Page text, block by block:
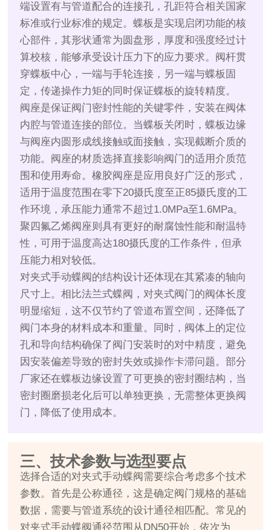
端设置有与管道配合的连接孔，孔距符合相关国家
标准或行业标准的规定。蝶板是实现启闭功能的核
心部件，其形状通常为圆盘形，厚度和强度经过计
算校核，能够承受设计压力下的应力要求。阀杆贯
穿蝶板中心，一端与手轮连接，另一端与蝶板固
定，传递操作力矩的同时保证蝶板的旋转精度。
阀座是保证阀门密封性能的关键零件，安装在阀体
内腔与管道连接的部位。当蝶板关闭时，蝶板边缘
与阀座内圆形成线接触或面接触，实现截断介质的
功能。阀座的材质选择直接影响阀门的适用介质范
围和使用寿命。橡胶阀座是应用良好广泛的形式，
适用于温度范围在零下20摄氏度至正85摄氏度的工
作环境，承压能力通常不超过1.0MPa至1.6MPa。
聚四氟乙烯阀座则具有更好的耐腐蚀性能和耐温特
性，可用于温度高达180摄氏度的工作条件，但承
压能力相对较低。
对夹式手动蝶阀的结构设计还体现在其紧凑的轴向
尺寸上。相比法兰式蝶阀，对夹式阀门的阀体长度
明显缩短，这不仅节约了管道布置空间，还降低了
阀门本身的材料成本和重量。同时，阀体上的定位
孔和导向结构确保了阀门安装时的对中精度，避免
因安装偏差导致的密封失效或操作卡滞问题。部分
厂家还在蝶板边缘设置了可更换的密封圈结构，当
密封圈磨损老化后可以单独更换，无需整体更换阀
门，降低了使用成本。
三、技术参数与选型要点
选择合适的对夹式手动蝶阀需要综合考虑多个技术
参数。首先是公称通径，这是确定阀门规格的基础
数据，需要与管道系统的设计通径相匹配。常见的
对夹式手动蝶阀通径范围从DN50开始，依次为